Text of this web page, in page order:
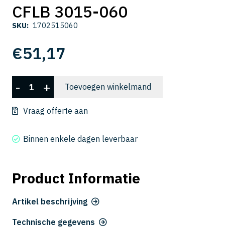
CFLB 3015-060
SKU: 1702515060
€51,17
CFLB
3015-
060
- + Toevoegen winkelmand
Vraag offerte aan
Binnen enkele dagen leverbaar
Product Informatie
Artikel beschrijving
Technische gegevens